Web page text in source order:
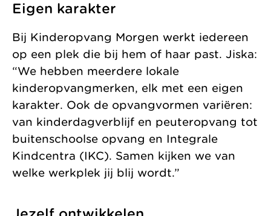
Eigen karakter
Bij Kinderopvang Morgen werkt iedereen
op een plek die bij hem of haar past. Jiska:
“We hebben meerdere lokale
kinderopvangmerken, elk met een eigen
karakter. Ook de opvangvormen variëren:
van kinderdagverblijf en peuteropvang tot
buitenschoolse opvang en Integrale
Kindcentra (IKC). Samen kijken we van
welke werkplek jij blij wordt.”